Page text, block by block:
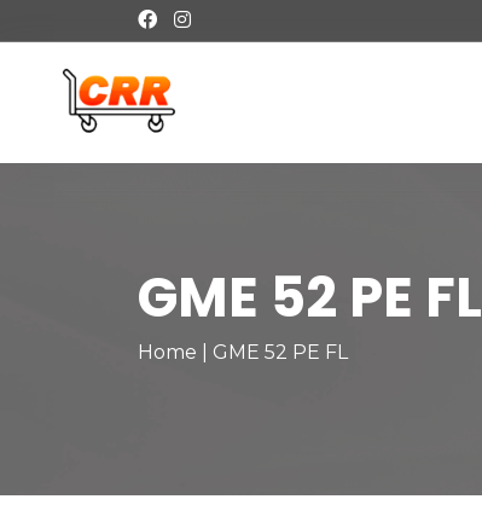
GME 52 PE FL
Home GME 52 PE FL